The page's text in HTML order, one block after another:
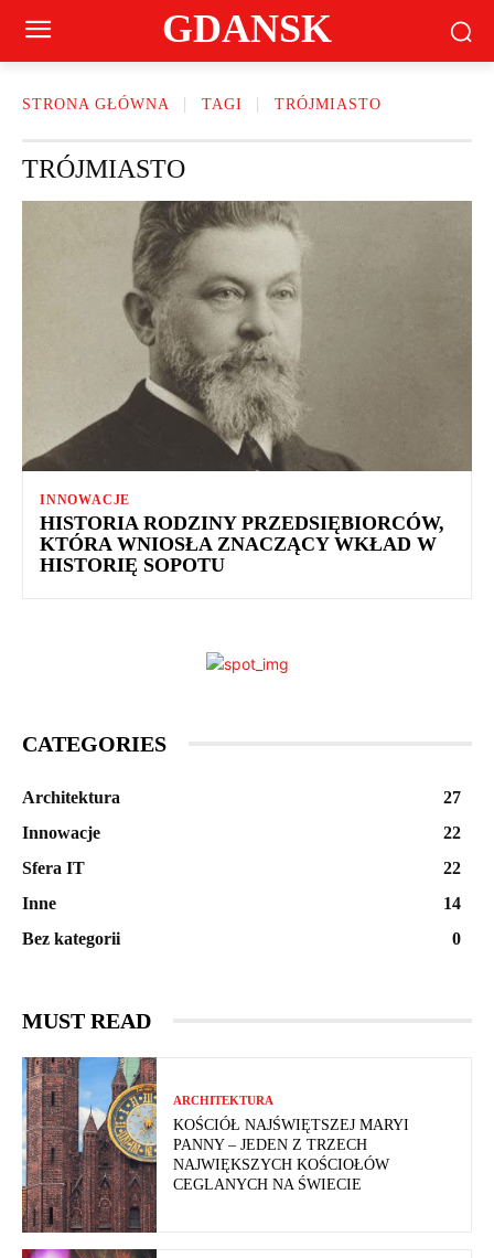
GDANSK
STRONA GŁÓWNA TAGI TRÓJMIASTO
TRÓJMIASTO
INNOWACJE
HISTORIA RODZINY PRZEDSIĘBIORCÓW,
KTÓRA WNIOSŁA ZNACZĄCY WKŁAD W
HISTORIĘ SOPOTU
CATEGORIES
Architektura
27
Innowacje
22
Sfera IT
22
Inne
14
Bez kategorii
0
MUST READ
ARCHITEKTURA
KOŚCIÓŁ NAJŚWIĘTSZEJ MARYI
PANNY – JEDEN Z TRZECH
NAJWIĘKSZYCH KOŚCIOŁÓW
CEGLANYCH NA ŚWIECIE